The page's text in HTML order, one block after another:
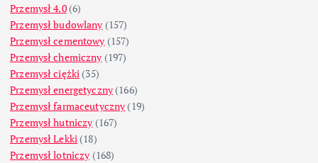
Przemysł 4.0(6)
Przemysł budowlany (157)
Przemysł cementowy (157)
Przemysł chemiczny (197)
Przemysł ciężki (35)
Przemysł energetyczny (166)
Przemysł farmaceutyczny (19)
Przemysł hutniczy (167)
Przemysł Lekki (18)
Przemysł lotniczy (168)